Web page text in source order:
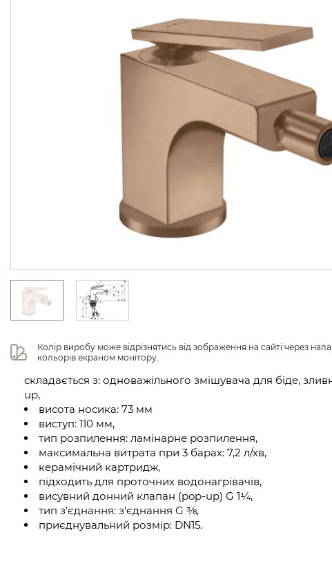
Колір виробу може відрізнятись від зображення на сайті через
кольорів екраном монітору.
складається з: одноважільного змішувача для біде,
up,
висота носика: 73 мм
виступ: 110 мм,
тип розпилення: ламінарне розпилення,
максимальна витрата при 3 барах: 7,2 л/хв,
керамічний картридж,
підходить для проточних водонагрівачів,
висувний донний клапан (pop-up) G 1¼,
тип з'єднання: з'єднання G ⅜,
приєднувальний розмір: DN15.